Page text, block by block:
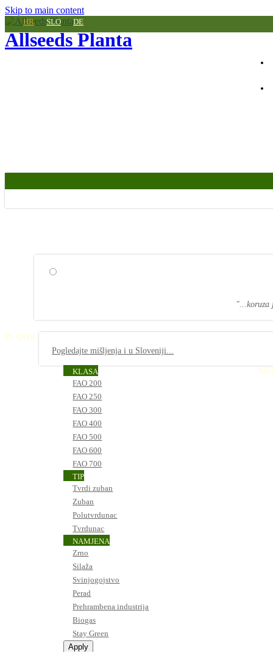
Skip to main content
HR SLO DE
Allseeds Planta
"...koruza
Pogledajte mišljenja i u Sloveniji...
PLANTA -
KLASA
FAO 200
FAO 250
FAO 300
FAO 400
FAO 500
FAO 600
FAO 700
TIP
Tvrdi zuban
Zuban
Polutvrdunac
Tvrdunac
NAMJENA
Zrno
Silaža
Svinjogojstvo
Perad
Prehrambena industrija
Biogas
Stay Green